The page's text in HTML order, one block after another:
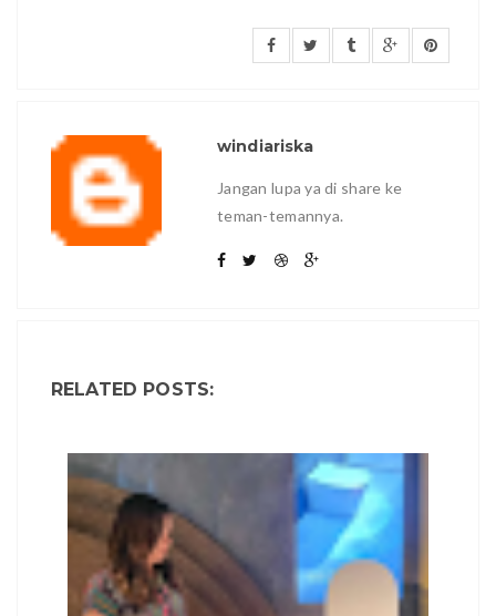
windiariska
Jangan lupa ya di share ke
teman-temannya.
RELATED POSTS: